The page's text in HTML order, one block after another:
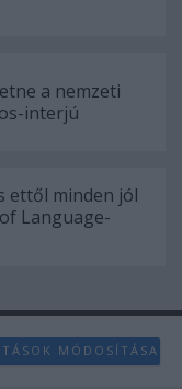
a nemzeti
interjú
ettől minden jól
Language-
MÓDOSÍTÁSA